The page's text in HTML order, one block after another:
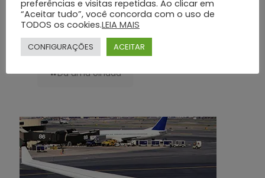
Planos Funerários Preventivos: Conheça os Benefícios do Grupo Silva
Dá uma olhada
preferências e visitas repetidas. Ao clicar em
“Aceitar tudo”, você concorda com o uso de
TODOS os cookies.LEIA MAIS
CONFIGURAÇÕES ACEITAR